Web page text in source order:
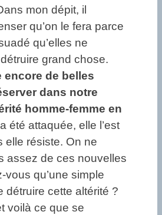
mon dépit, il
qu’on le fera parce
qu’elles ne
grand chose.
encore de belles
dans notre
homme-femme en
été attaquée, elle l’est
elle résiste. On ne
assez de ces nouvelles
vous qu’une simple
détruire cette altérité ?
voilà ce que se